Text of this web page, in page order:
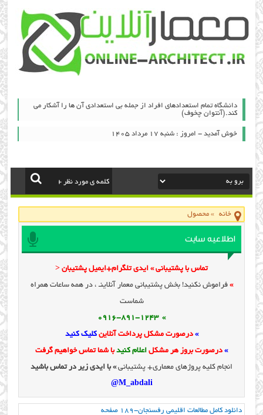
دانشگاه تمام استعدادهای افراد از جمله بی استعدادی آن ها را آشکار می
کند.(آنتوان چخوف)
خوش آمدید - امروز : شنبه ۱۷ مرداد ۱۴۰۵
خانه »محصول
اطلاعیه سایت
تماس با پشتیبانی » ایدی تلگرام+ایمیل پشتیبان <
» فراموش نکنید! بخش پشتیبانی معمار آنلاینـ ، در همه ساعات همراه
شماست
» 0916-891-1243
» درصورت مشکل پرداخت آنلاینکلیک کنید
» درصورت بروز هر مشکل اعلام کنیدبا شما تماس خواهیم گرفت
انجام کلیه پروژهای معماری+ پشتیبانی» با ایدی زیر در تماس باشید
M_abdali@
دانلود کامل مطالعات اقلیمی رفسنجان-۱۸۹ صفحه